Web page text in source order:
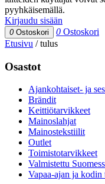
pyyhkäisemällä.
Kirjaudu sisään
0 Ostoskori 0 Ostoskori
Etusivu /tulus
Osastot
Ajankohtaiset- ja
Brändit
Keittiötarvikkeet
Mainoslahjat
Mainostekstiilit
Outlet
Toimistotarvikkeet
Valmistettu
Vapaa-ajan ja kodin